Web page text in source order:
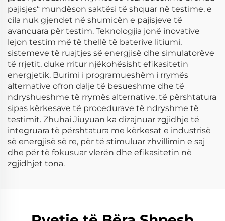
pajisjes“ mundëson saktësi të shquar në testime, e
cila nuk gjendet në shumicën e pajisjeve të
avancuara për testim. Teknologjia jonë inovative
lejon testim më të thellë të baterive litiumi,
sistemeve të ruajtjes së energjisë dhe simulatorëve
të rrjetit, duke rritur njëkohësisht efikasitetin
energjetik. Burimi i programueshëm i rrymës
alternative ofron dalje të besueshme dhe të
ndryshueshme të rrymës alternative, të përshtatura
sipas kërkesave të procedurave të ndryshme të
testimit. Zhuhai Jiuyuan ka dizajnuar zgjidhje të
integruara të përshtatura me kërkesat e industrisë
së energjisë së re, për të stimuluar zhvillimin e saj
dhe për të fokusuar vlerën dhe efikasitetin në
zgjidhjet tona.